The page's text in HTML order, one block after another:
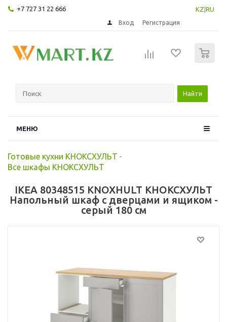
+7 727 31 22 666 KZ RU
Вход Регистрация
Найти
МЕНЮ
Готовые кухни КНОКСХУЛЬТ -
Все шкафы КНОКСХУЛЬТ
IKEA 80348515 KNOXHULT КНОКСХУЛЬТ
Напольный шкаф с дверцами и ящиком -
серый 180 см